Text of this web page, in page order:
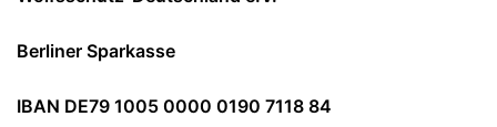
Berliner Sparkasse
IBAN DE79 1005 0000 0190 7118 84